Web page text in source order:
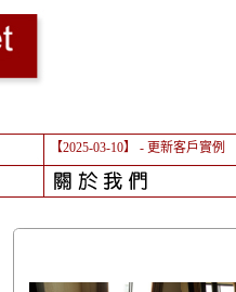
【2025-03-10】 - 更新客戶實例